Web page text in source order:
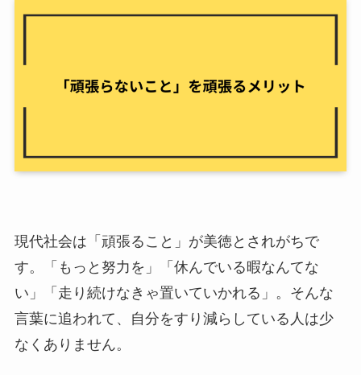
現代社会は「頑張ること」が美徳とされがちで
す。「もっと努力を」「休んでいる暇なんてな
い」「走り続けなきゃ置いていかれる」。そんな
言葉に追われて、自分をすり減らしている人は少
なくありません。